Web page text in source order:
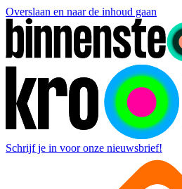
Overslaan en naar de inhoud gaan
Schrijf je in voor onze nieuwsbrief!